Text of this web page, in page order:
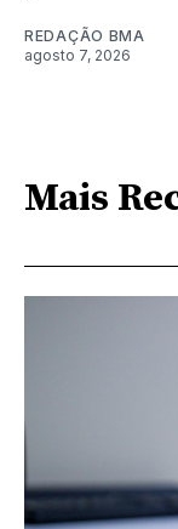
REDAÇÃO BMA
agosto 7, 2026
Mais